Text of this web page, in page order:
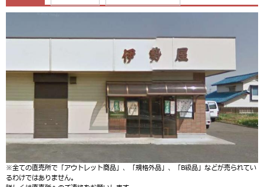
※全ての直売所で「アウトレット商品」、「規格外品」、「B級品」などが売られてい
るわけではありません。